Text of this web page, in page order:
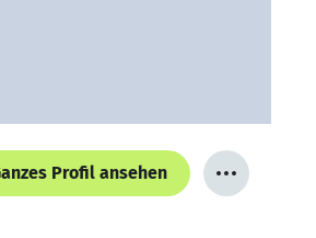
Profil ansehen